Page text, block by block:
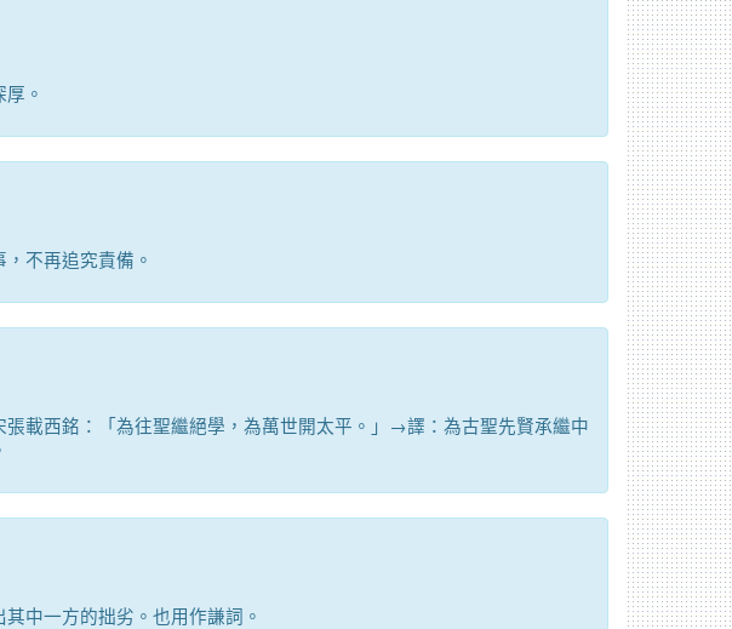
。
不再追究責備。
載西銘：「為往聖繼絕學，為萬世開太平。」→譯：為古聖先賢承繼中
中一方的拙劣。也用作謙詞。